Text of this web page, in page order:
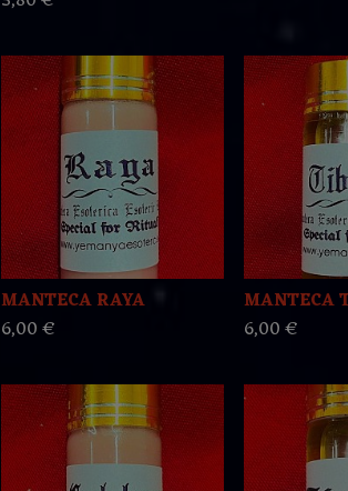
MANTECA RAYA
6,00 €
MANTECA
6,00 €